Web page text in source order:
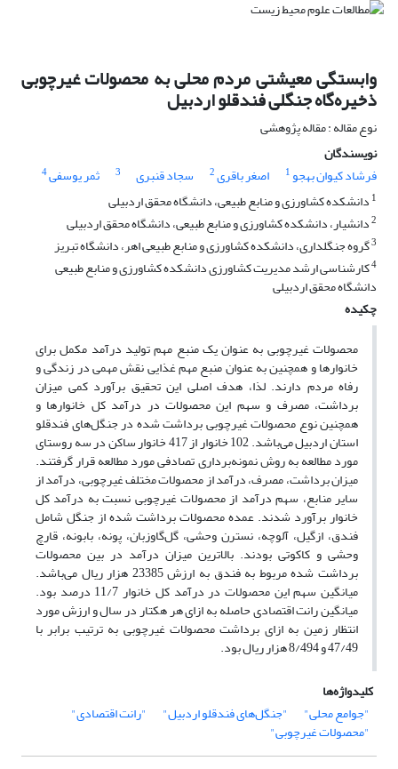
وابستگی معیشتی مردم محلی به محصولات غیرچوبی
ذخیره‌گاه جنگلی فندقلو اردبیل
نوع مقاله : مقاله پژوهشی
نویسندگان
فرشاد کیوان بهجو1 اصغر باقری2 سجاد قنبری 3 ثمر یوسفی4
1 دانشکده کشاورزی و منابع طبیعی، دانشگاه محقق اردبیلی
2دانشیار، دانشکده کشاورزی و منابع طبیعی، دانشگاه محقق اردبیلی
3گروه جنگلداری، دانشکده کشاورزی و منابع طبیعی اهر، دانشگاه تبریز
4کارشناسی ارشد مدیریت کشاورزی دانشکده کشاورزی و منابع طبیعی
دانشگاه محقق اردبیلی
چکیده
محصولات غیرچوبی به عنوان یک منبع مهم تولید درآمد مکمل برای
خانوارها و همچنین به عنوان منبع مهم غذایی نقش مهمی در زندگی و
رفاه مردم دارند. لذا، هدف اصلی این تحقیق برآورد کمی میزان
برداشت، مصرف و سهم این محصولات در درآمد کل خانوارها و
همچنین نوع محصولات غیرچوبی برداشت شده در جنگل‌های فندقلو
استان اردبیل می‌باشد. 102 خانوار از 417 خانوار ساکن در سه روستای
مورد مطالعه به روش نمونه‌برداری تصادفی مورد مطالعه قرار گرفتند.
میزان برداشت، مصرف، درآمد از محصولات مختلف غیرچوبی، درآمد از
سایر منابع، سهم درآمد از محصولات غیرچوبی نسبت به درآمد کل
خانوار برآورد شدند. عمده محصولات برداشت شده از جنگل شامل
فندق، ازگیل، آلوچه، نسترن وحشی، گل‌گاوزبان، پونه، بابونه، قارچ
وحشی و کاکوتی بودند. بالاترین میزان درآمد در بین محصولات
برداشت شده مربوط به فندق به ارزش 23385 هزار ریال می‌باشد.
میانگین سهم این محصولات در درآمد کل خانوار 11/7 درصد بود.
میانگین رانت اقتصادی حاصله به ازای هر هکتار در سال و ارزش مورد
انتظار زمین به ازای برداشت محصولات غیرچوبی به ترتیب برابر با
47/49 و 8/494 هزار ریال بود.
کلیدواژه‌ها
"جوامع محلی"
"جنگل‌های فندقلو اردبیل" "رانت اقتصادی"
"محصولات غیرچوبی"